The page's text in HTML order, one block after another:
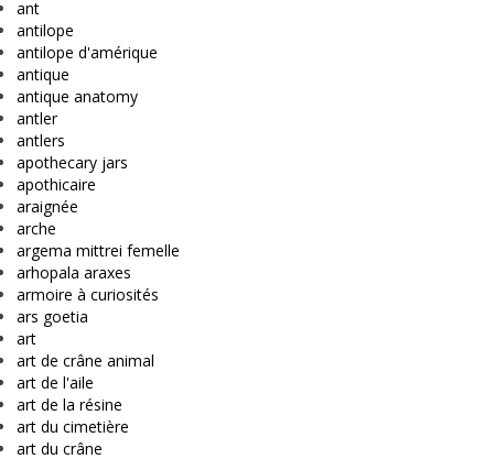
ant
antilope
antilope d'amérique
antique
antique anatomy
antler
antlers
apothecary jars
apothicaire
araignée
arche
argema mittrei femelle
arhopala araxes
armoire à curiosités
ars goetia
art
art de crâne animal
art de l'aile
art de la résine
art du cimetière
art du crâne